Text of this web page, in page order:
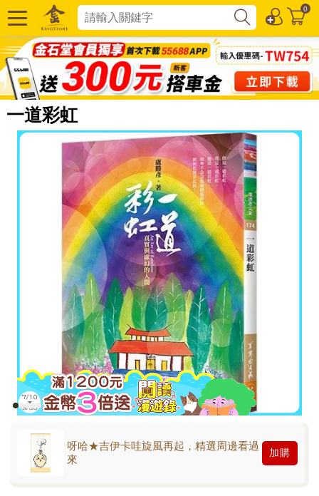
0
一道彩虹
呀哈★吉伊卡哇旋風再起，精選周邊看過
來
加購